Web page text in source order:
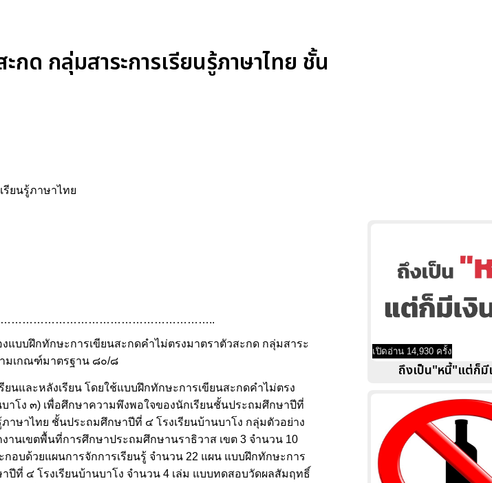
ด กลุ่มสาระการเรียนรู้ภาษาไทย ชั้น
รียนรู้ภาษาไทย
บบฝึกทักษะการเขียนสะกดคำไม่ตรงมาตราตัวสะกด กลุ่มสาระ
ามเกณฑ์มาตรฐาน ๘๐/๘
นและหลังเรียน โดยใช้แบบฝึกทักษะการเขียนสะกดคำไม่ตรง
าโง ๓) เพื่อศึกษาความพึงพอใจของนักเรียนชั้นประถมศึกษาปีที่
ษาไทย ชั้นประถมศึกษาปีที่ ๔ โรงเรียนบ้านบาโง กลุ่มตัวอย่าง
นเขตพื้นที่การศึกษาประถมศึกษานราธิวาส เขต 3 จำนวน 10
กอบด้วยแผนการจักการเรียนรู้ จำนวน 22 แผน แบบฝึกทักษะการ
ที่ ๔ โรงเรียนบ้านบาโง จำนวน 4 เล่ม แบบทดสอบวัดผลสัมฤทธิ์
เปิดอ่าน 14,930 ครั้ง
ถึงเป็น"หนี้"แต่ก็มี